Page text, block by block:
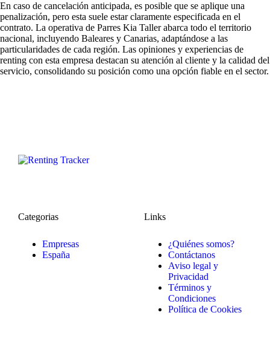
En caso de cancelación anticipada, es posible que se aplique una
penalización, pero esta suele estar claramente especificada en el
contrato. La operativa de Parres Kia Taller abarca todo el territorio
nacional, incluyendo Baleares y Canarias, adaptándose a las
particularidades de cada región. Las opiniones y experiencias de
renting con esta empresa destacan su atención al cliente y la calidad del
servicio, consolidando su posición como una opción fiable en el sector.
Categorias
Empresas
España
Links
¿Quiénes somos?
Contáctanos
Aviso legal y
Privacidad
Términos y
Condiciones
Política de Cookies